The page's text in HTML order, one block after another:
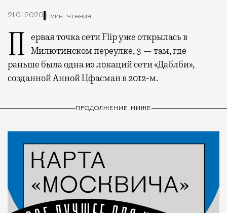
21.01.2020 1 мин. чтения
Первая точка сети Flip уже открылась в Милютинском переулке, 3 — там, где
раньше была одна из локаций сети «Даблби»,
созданной Анной Цфасман в 2012-м.
ПРОДОЛЖЕНИЕ НИЖЕ